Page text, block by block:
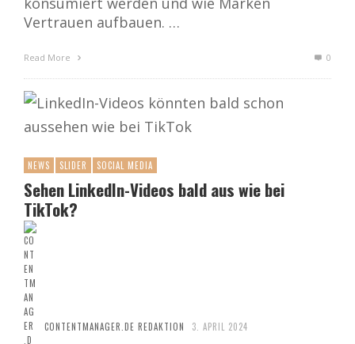
Vertrauen aufbauen. …
Read More 0
NEWS SLIDER SOCIAL MEDIA
Sehen LinkedIn-Videos bald aus wie bei
TikTok?
CONTENTMANAGER.DE REDAKTION 3. APRIL 2024